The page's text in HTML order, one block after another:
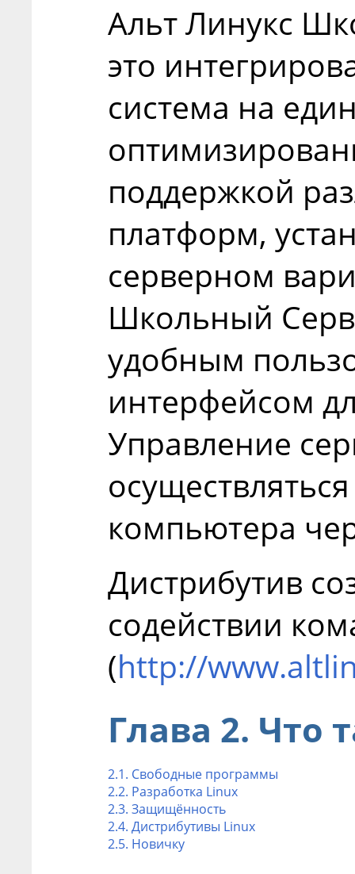
Альт Линукс
это
система на
поддержкой
платформ,
серверном
Школьный
удобным
интерфейсом
Управление
компьютера
Дистрибутив
содействии
(http://
Глава 2. Что
2.1. Свободные программы
2.2. Разработка Linux
2.3. Защищённость
2.4. Дистрибутивы Linux
2.5. Новичку